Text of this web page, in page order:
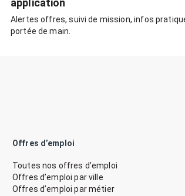
application
Alertes offres, suivi de mission, infos
portée de main.
Offres d’emploi
Toutes nos offres d’emploi
Offres d’emploi par ville
Offres d’emploi par métier